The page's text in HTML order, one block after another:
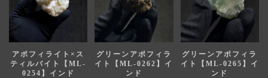
アポフィライト×ス
ティルバイト【ML-
0254】インド
グリーンアポフィラ
イト【ML-0262】イ
ンド
グリーンアポフィラ
イト【ML-0265】イ
ンド